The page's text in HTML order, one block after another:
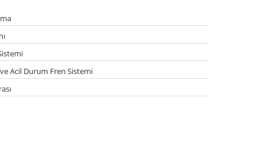
ve Acil Durum Fren Sistemi